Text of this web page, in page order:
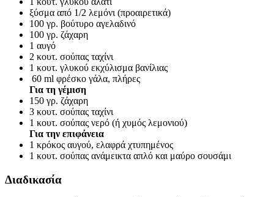
ξύσμα από 1/2 λεμόνι (προαιρετικά)
100 γρ. βούτυρο αγελαδινό
100 γρ. ζάχαρη
1 αυγό
2 κουτ. σούπας ταχίνι
1 κουτ. γλυκού εκχύλισμα βανίλιας
60 ml φρέσκο γάλα, πλήρες
Για τη γέμιση
150 γρ. ζάχαρη
3 κουτ. σούπας ταχίνι
1 κουτ. σούπας νερό (ή χυμός λεμονιού)
Για την επιφάνεια
1 κρόκος αυγού, ελαφρά χτυπημένος
1 κουτ. σούπας ανάμεικτα απλό και μαύρο σουσάμι
Διαδικασία